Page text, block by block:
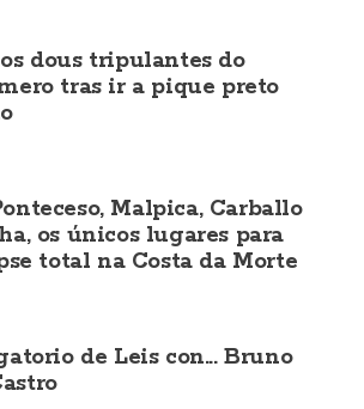
dous tripulantes do
tras ir a pique preto
Malpica, Carballo
os únicos lugares para
total na Costa da Morte
de Leis con... Bruno